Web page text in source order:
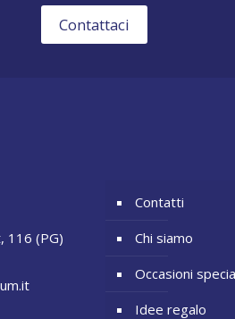
Contattaci
116 (PG)
Contatti
Chi siamo
Occasioni
Idee regalo